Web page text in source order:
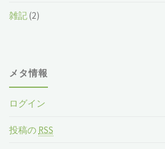
雑記(2)
メタ情報
ログイン
投稿の RSS